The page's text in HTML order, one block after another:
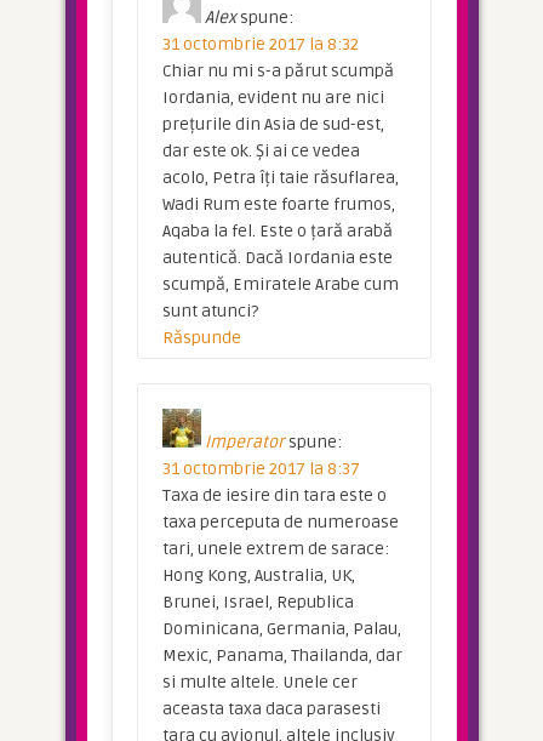
Alex spune:
31 octombrie 2017 la 8:32
Chiar nu mi s-a părut scumpă
Iordania, evident nu are nici
prețurile din Asia de sud-est,
dar este ok. Și ai ce vedea
acolo, Petra îți taie răsuflarea,
Wadi Rum este foarte frumos,
Aqaba la fel. Este o țară arabă
autentică. Dacă Iordania este
scumpă, Emiratele Arabe cum
sunt atunci?
Răspunde
Imperator spune:
31 octombrie 2017 la 8:37
Taxa de iesire din tara este o
taxa perceputa de numeroase
tari, unele extrem de sarace:
Hong Kong, Australia, UK,
Brunei, Israel, Republica
Dominicana, Germania, Palau,
Mexic, Panama, Thailanda, dar
si multe altele. Unele cer
aceasta taxa daca parasesti
tara cu avionul, altele inclusiv